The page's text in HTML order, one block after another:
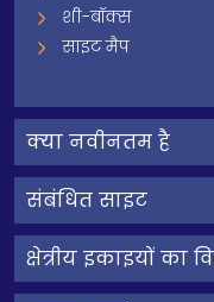
शी-बॉक्स
साइट मैप
क्‍या नवीनतम है
संबंधित साइट
क्षेत्रीय इकाइयों का